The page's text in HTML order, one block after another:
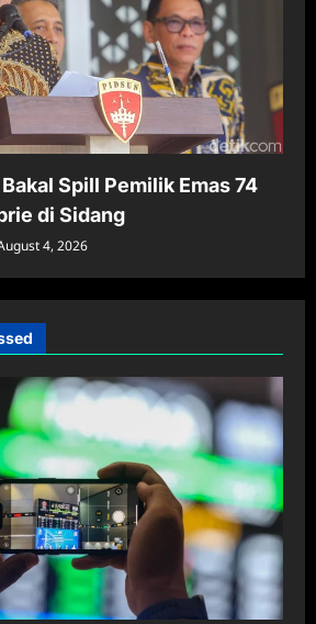
Spill Pemilik Emas 74
di Sidang
4, 2026